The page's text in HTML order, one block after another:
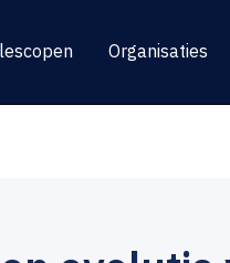
Organisaties